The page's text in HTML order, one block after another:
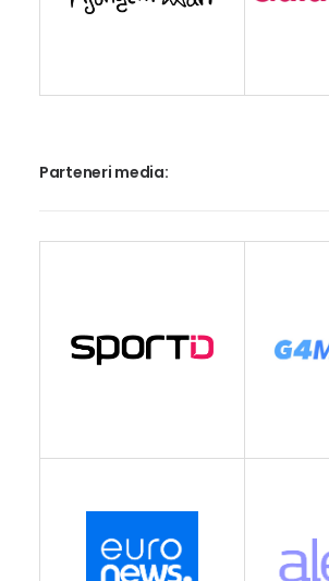
Parteneri media: